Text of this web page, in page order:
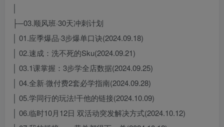
├─03.顺风班·30天冲刺计划
│ 01.应季爆品·3步爆单口诀(2024.09.18)
│ 02.速成：洗不死的Sku(2024.09.21)
│ 03.1课掌握：3步学全店数据(2024.09.25)
│ 04.全新·微付费2套必学指南(2024.09.28)
│ 05.学同行的玩法!干他的链接(2024.10.09)
│ 06.临时10月12日 双活动突发解决方式(2024.10.12)